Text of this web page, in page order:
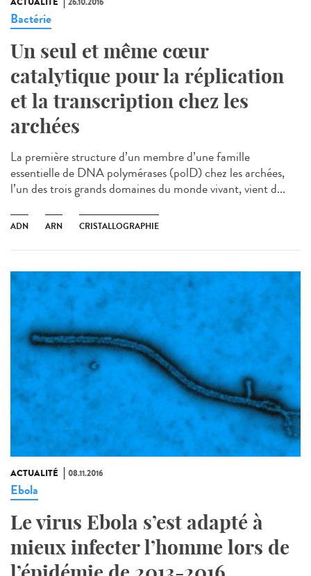
Bactérie
Un seul et même cœur
catalytique pour la réplication
et la transcription chez les
archées
La première structure d’un membre d’une famille
essentielle de DNA polymérases (polD) chez les archées,
l’un des trois grands domaines du monde vivant, vient d...
ADN ARN CRISTALLOGRAPHIE
ACTUALITÉ 08.11.2016
Ebola
Le virus Ebola s’est adapté à
mieux infecter l’homme lors de